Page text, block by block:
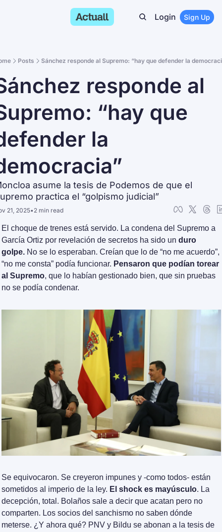
Login Sign Up
Posts Sánchez responde al Supremo: “hay que defender la
responde al
“hay que
la
asume la tesis de Podemos de que el
practica el “golpismo judicial”
21, 2025•2 min read
El choque de trenes está servido. La condena del Supremo a
García Ortiz por revelación de secretos ha sido un duro
golpe. No se lo esperaban. Creían que lo de “no me acuerdo”,
“no me consta” podía funcionar. Pensaron que podían torear
al Supremo, que lo habían gestionado bien, que sin pruebas
no se podía condenar.
Se equivocaron. Se creyeron impunes y -como todos- están
sometidos al imperio de la ley. El shock es mayúsculo. La
decepción, total. Bolaños sale a decir que acatan pero no
comparten. Los socios del sanchismo no saben dónde
meterse. ¿Y ahora qué? PNV y Bildu se abonan a la tesis de